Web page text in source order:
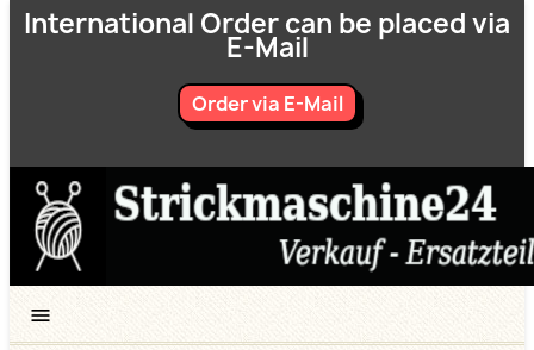
International Order can be placed via
E-Mail
Order via E-Mail
